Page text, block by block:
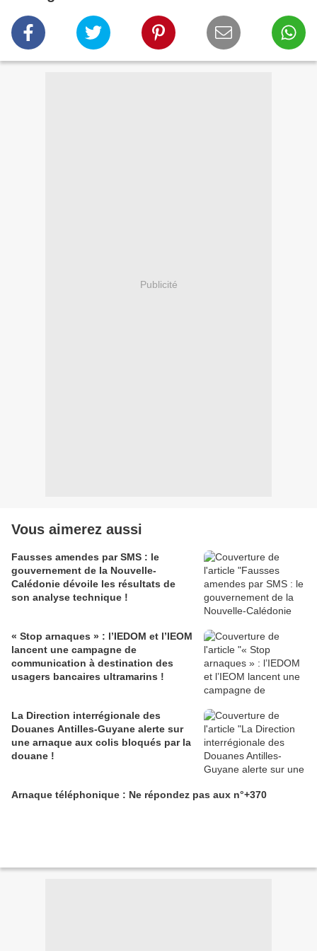
Publicité
Vous aimerez aussi
Fausses amendes par SMS : le
gouvernement de la Nouvelle-
Calédonie dévoile les résultats de
son analyse technique !
« Stop arnaques » : l’IEDOM et l’IEOM
lancent une campagne de
communication à destination des
usagers bancaires ultramarins !
La Direction interrégionale des
Douanes Antilles-Guyane alerte sur
une arnaque aux colis bloqués par la
douane !
Arnaque téléphonique : Ne répondez pas aux n°+370